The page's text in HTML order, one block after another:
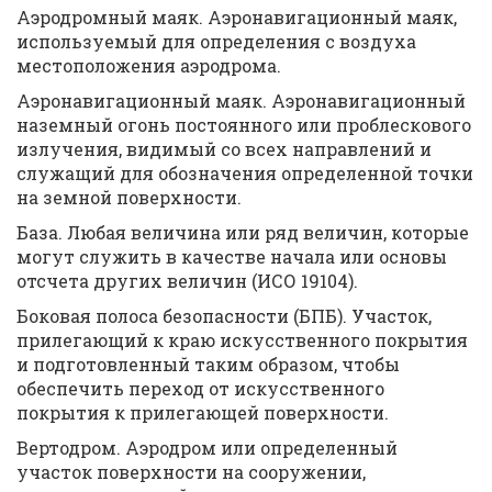
Аэродромный маяк. Аэронавигационный маяк,
используемый для определения с воздуха
местоположения аэродрома.
Аэронавигационный маяк. Аэронавигационный
наземный огонь постоянного или проблескового
излучения, видимый со всех направлений и
служащий для обозначения определенной точки
на земной поверхности.
База. Любая величина или ряд величин, которые
могут служить в качестве начала или основы
отсчета других величин (ИСО 19104).
Боковая полоса безопасности (БПБ). Участок,
прилегающий к краю искусственного покрытия
и подготовленный таким образом, чтобы
обеспечить переход от искусственного
покрытия к прилегающей поверхности.
Вертодром. Аэродром или определенный
участок поверхности на сооружении,